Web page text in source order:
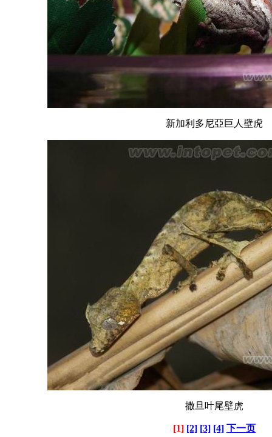
新加利多尼亞巨人壁虎
撒旦叶尾壁虎
[1] [2] [3] [4] 下一页